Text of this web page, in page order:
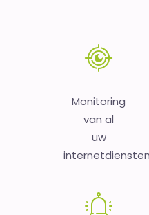
Monitoring
van al
uw
internetdiensten